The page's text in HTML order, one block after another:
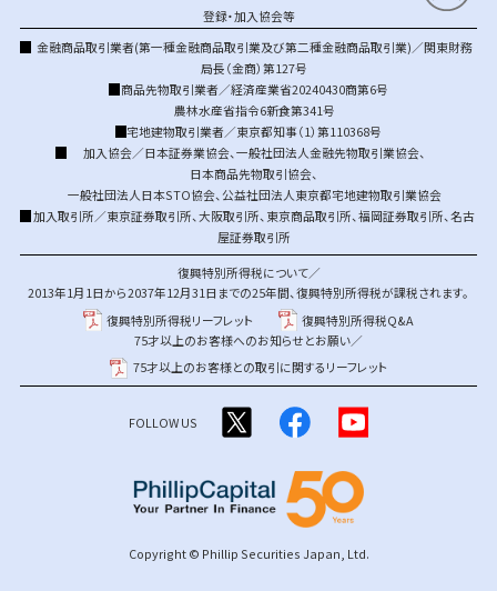
登録・加入協会等
金融商品取引業者(第一種金融商品取引業及び第二種金融商品取引業)／関東財務
局長（金商）第127号
商品先物取引業者／経済産業省20240430商第6号
農林水産省指令6新食第341号
宅地建物取引業者／東京都知事（1）第110368号
加入協会／日本証券業協会、 一般社団法人金融先物取引業協会、
日本商品先物取引協会、
一般社団法人日本STO協会、 公益社団法人東京都宅地建物取引業協会
加入取引所／東京証券取引所、大阪取引所、 東京商品取引所、福岡証券取引所、名古
屋証券取引所
復興特別所得税について／
2013年1月1日から2037年12月31日までの25年間、復興特別所得税が課税されます。
復興特別所得税リーフレット
復興特別所得税Q&A
75才以上のお客様へのお知らせとお願い／
75才以上のお客様との取引に関するリーフレット
FOLLOW US
Copyright © Phillip Securities Japan, Ltd.